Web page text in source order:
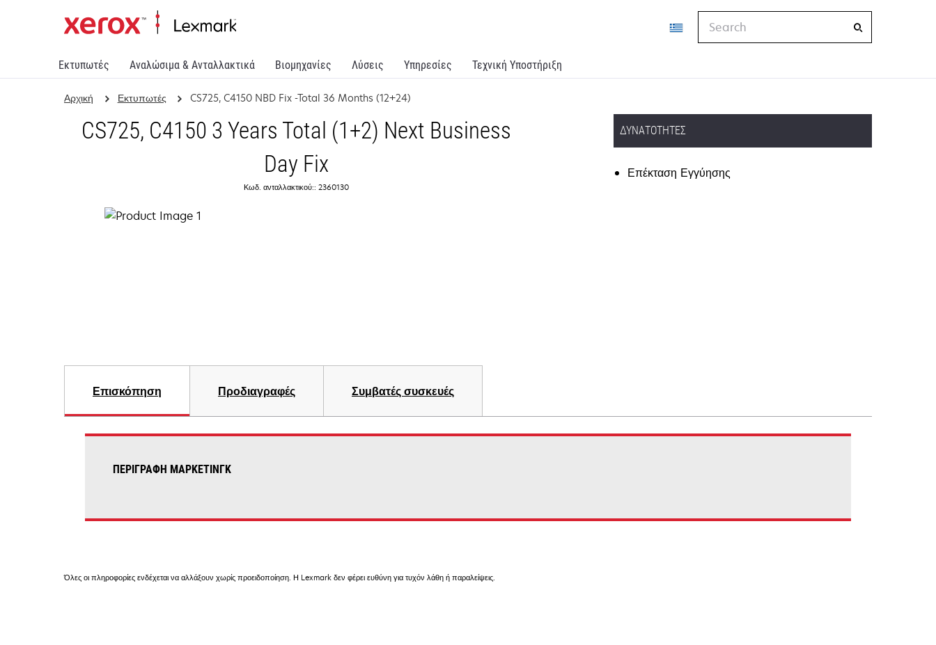
Εκτυπωτές Αναλώσιμα & Ανταλλακτικά Βιομηχανίες Λύσεις Υπηρεσίες Τεχνική Υποστήριξη
Αρχική Εκτυπωτές CS725, C4150 NBD Fix -Total 36 Months (12+24)
CS725, C4150 3 Years Total (1+2) Next Business
Day Fix
Κωδ. ανταλλακτικού:: 2360130
ΔΥΝΑΤΌΤΗΤΕΣ
Επέκταση Εγγύησης
Επισκόπηση Προδιαγραφές Συμβατές συσκευές
ΠΕΡΙΓΡΑΦΉ ΜΆΡΚΕΤΙΝΓΚ
Όλες οι πληροφορίες ενδέχεται να αλλάξουν χωρίς προειδοποίηση. Η Lexmark δεν φέρει ευθύνη για τυχόν λάθη ή παραλείψεις.